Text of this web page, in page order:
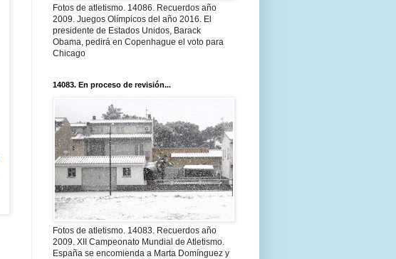
Fotos de atletismo. 14086. Recuerdos año
2009. Juegos Olímpicos del año 2016. El
presidente de Estados Unidos, Barack
Obama, pedirá en Copenhague el voto para
Chicago
14083. En proceso de revisión...
Fotos de atletismo. 14083. Recuerdos año
2009. XII Campeonato Mundial de Atletismo.
España se encomienda a Marta Domínguez y